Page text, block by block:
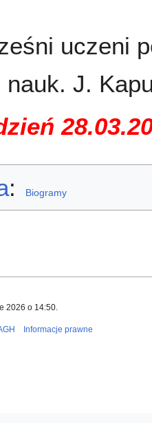
uczeni
nauk. J.
: Biogramy
2026 o 14:50.
Informacje prawne